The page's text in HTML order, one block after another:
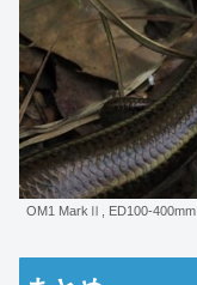
OM1 MarkⅡ, ED100-400mm